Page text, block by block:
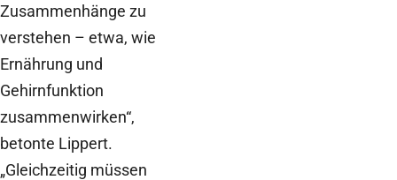
Zusammenhänge zu
verstehen – etwa, wie
Ernährung und
Gehirnfunktion
zusammenwirken“,
betonte Lippert.
„Gleichzeitig müssen